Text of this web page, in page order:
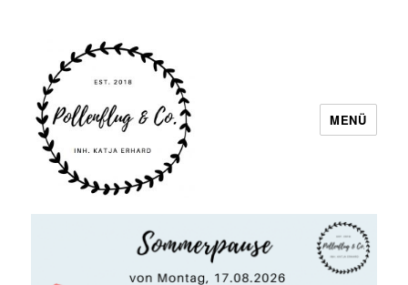
Pollenflug & Co.
MENÜ